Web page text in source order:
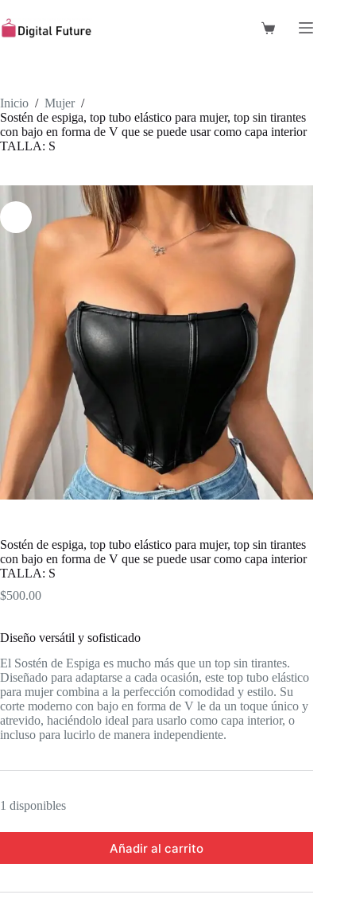
al
contenido
Carro
Inicio / Mujer /
Sostén de espiga, top tubo elástico para mujer, top sin tirantes
con bajo en forma de V que se puede usar como capa interior
TALLA: S
Sostén de espiga, top tubo elástico para mujer, top sin tirantes
con bajo en forma de V que se puede usar como capa interior
TALLA: S
$500.00
Diseño versátil y sofisticado
El Sostén de Espiga es mucho más que un top sin tirantes.
Diseñado para adaptarse a cada ocasión, este top tubo elástico
para mujer combina a la perfección comodidad y estilo. Su
corte moderno con bajo en forma de V le da un toque único y
atrevido, haciéndolo ideal para usarlo como capa interior, o
incluso para lucirlo de manera independiente.
1 disponibles
Añadir al carrito